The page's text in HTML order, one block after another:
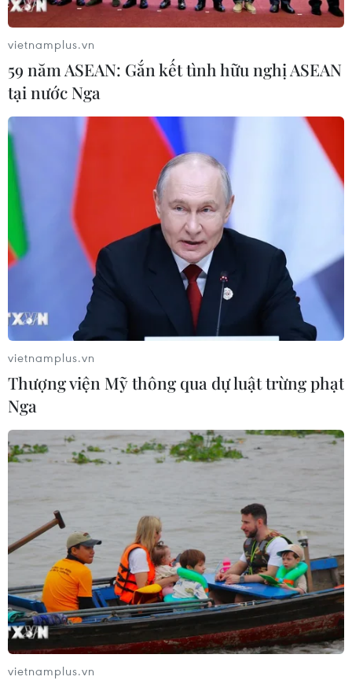
ECB: Lạm phát cao tại Eurozone chưa thể
sớm trở về mức mục tiêu
08/12/2021 13:27
Lạm phát của Eurozone đã chạm mức 4,9% vào tháng
trước, mức cao kỷ lục và hầu hết các nhà dự báo tư
nhân đều không cho rằng lạm phát có thể trở lại dưới
mức mục tiêu 2% của ECB trước cuối năm 2022.
ECB chấm dứt thu mua trái phiếu khẩn
cấp, BoE nâng lãi suất cơ bản
16/12/2021 15:08
Chương trình mua tài sản trước đại dịch của ECB sẽ vẫn
được duy trì và quy mô sẽ tăng từ 20 tỷ euro/tháng hiện
nay lên 40 tỷ euro trong quý 2/2022, sau đó sẽ giảm
xuống còn 30 tỷ euro trong quý 3.
vietnamplus.vn
59 năm ASEAN: Gắn kết tình hữu nghị ASEAN
tại nước Nga
vietnamplus.vn
Thượng viện Mỹ thông qua dự luật trừng phạt
Nga
vietnamplus.vn